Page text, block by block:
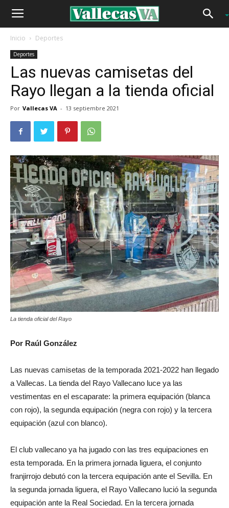
Inicio Deportes
Deportes
Las nuevas camisetas del
Rayo llegan a la tienda oficial
Por Vallecas VA - 13 septiembre 2021
La tienda oficial del Rayo
Por Raúl González
Las nuevas camisetas de la temporada 2021-2022 han llegado
a Vallecas. La tienda del Rayo Vallecano luce ya las
vestimentas en el escaparate: la primera equipación (blanca
con rojo), la segunda equipación (negra con rojo) y la tercera
equipación (azul con blanco).
El club vallecano ya ha jugado con las tres equipaciones en
esta temporada. En la primera jornada liguera, el conjunto
franjirrojo debutó con la tercera equipación ante el Sevilla. En
la segunda jornada liguera, el Rayo Vallecano lució la segunda
equipación ante la Real Sociedad. En la tercera jornada